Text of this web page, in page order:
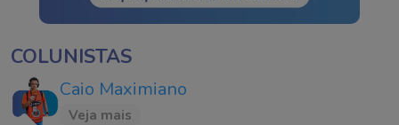
COLUNISTAS
Caio Maximiano
Veja mais